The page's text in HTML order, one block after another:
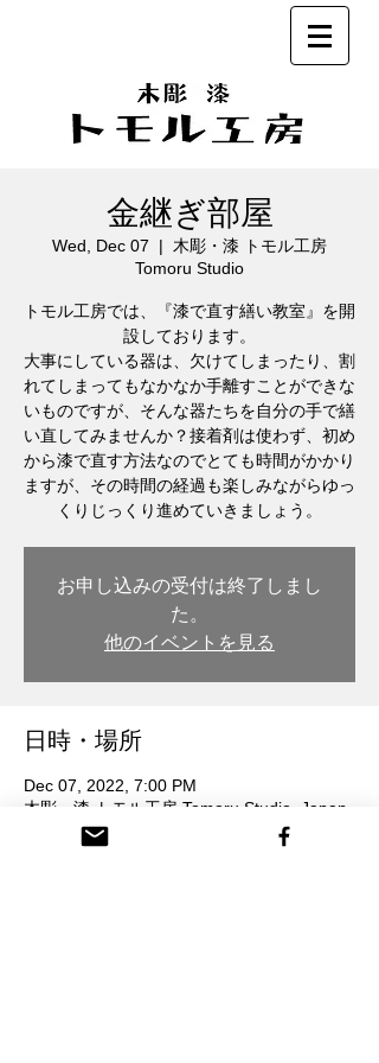
金継ぎ部屋
Wed, Dec 07
  |
木彫・漆 トモル工房
Tomoru Studio
トモル工房では、『漆で直す繕い教室』を開
設しております。
大事にしている器は、欠けてしまったり、割
れてしまってもなかなか手離すことができな
いものですが、そんな器たちを自分の手で繕
い直してみませんか？接着剤は使わず、初め
から漆で直す方法なのでとても時間がかかり
ますが、その時間の経過も楽しみながらゆっ
くりじっくり進めていきましょう。
お申し込みの受付は終了しまし
た。
他のイベントを見る
日時・場所
Dec 07, 2022, 7:00 PM
木彫・漆 トモル工房 Tomoru Studio, Japan,
〒932-0217 Toyama, Nanto, Honmachi, 3-
chōme, 26番地